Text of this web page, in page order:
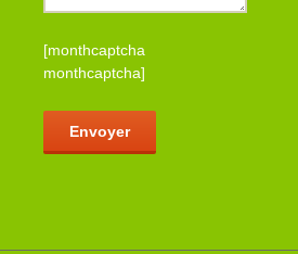
[monthcaptcha
monthcaptcha]